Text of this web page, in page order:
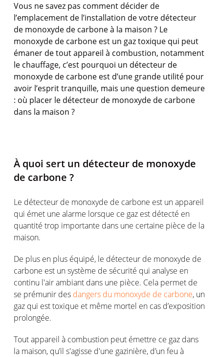
Vous ne savez pas comment décider de
l’emplacement de l’installation de votre détecteur
de monoxyde de carbone à la maison ? Le
monoxyde de carbone est un gaz toxique qui peut
émaner de tout appareil à combustion, notamment
le chauffage, c’est pourquoi un détecteur de
monoxyde de carbone est d’une grande utilité pour
avoir l’esprit tranquille, mais une question demeure
: où placer le détecteur de monoxyde de carbone
dans la maison ?
À quoi sert un détecteur de monoxyde
de carbone ?
Le détecteur de monoxyde de carbone est un appareil
qui émet une alarme lorsque ce gaz est détecté en
quantité trop importante dans une certaine pièce de la
maison.
De plus en plus équipé, le détecteur de monoxyde de
carbone est un système de sécurité qui analyse en
continu l'air ambiant dans une pièce. Cela permet de
se prémunir des dangers du monoxyde de carbone, un
gaz qui est toxique et même mortel en cas d’exposition
prolongée.
Tout appareil à combustion peut émettre ce gaz dans
la maison, qu’il s'agisse d'une gazinière, d’un feu à